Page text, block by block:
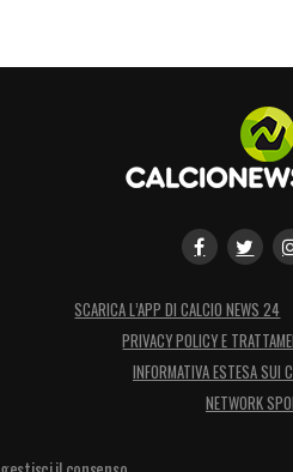
SCARICA L’APP DI CALCIO NEWS 24
PRIVACY POLICY E
INFORMATIVA ESTESA SUI
NETWORK